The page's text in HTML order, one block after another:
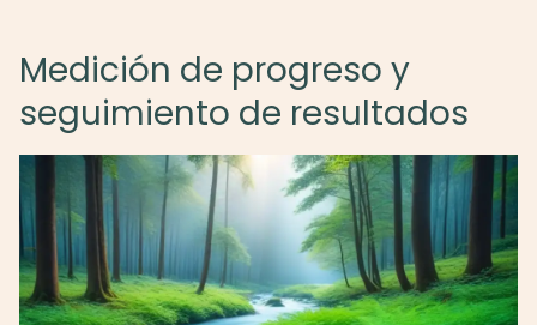
Medición de progreso y
seguimiento de resultados